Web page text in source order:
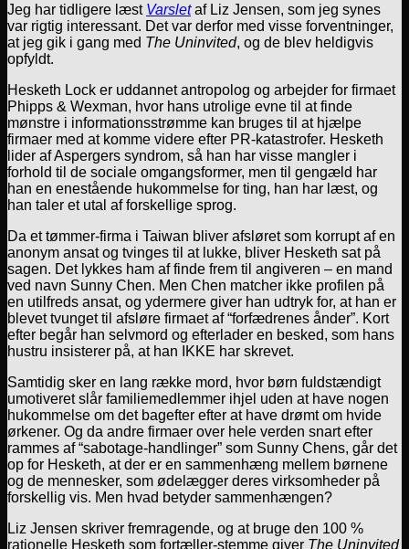
Jeg har tidligere læst Varsletaf Liz Jensen, som jeg synes
var rigtig interessant. Det var derfor med visse forventninger,
at jeg gik i gang med The Uninvited, og de blev heldigvis
opfyldt.
Hesketh Lock er uddannet antropolog og arbejder for firmaet
Phipps & Wexman, hvor hans utrolige evne til at finde
mønstre i informationsstrømme kan bruges til at hjælpe
firmaer med at komme videre efter PR-katastrofer. Hesketh
lider af Aspergers syndrom, så han har visse mangler i
forhold til de sociale omgangsformer, men til gengæld har
han en enestående hukommelse for ting, han har læst, og
han taler et utal af forskellige sprog.
Da et tømmer-firma i Taiwan bliver afsløret som korrupt af en
anonym ansat og tvinges til at lukke, bliver Hesketh sat på
sagen. Det lykkes ham af finde frem til angiveren – en mand
ved navn Sunny Chen. Men Chen matcher ikke profilen på
en utilfreds ansat, og ydermere giver han udtryk for, at han er
blevet tvunget til afsløre firmaet af “forfædrenes ånder”. Kort
efter begår han selvmord og efterlader en besked, som hans
hustru insisterer på, at han IKKE har skrevet.
Samtidig sker en lang række mord, hvor børn fuldstændigt
umotiveret slår familiemedlemmer ihjel uden at have nogen
hukommelse om det bagefter efter at have drømt om hvide
ørkener. Og da andre firmaer over hele verden snart efter
rammes af “sabotage-handlinger” som Sunny Chens, går det
op for Hesketh, at der er en sammenhæng mellem børnene
og de mennesker, som ødelægger deres virksomheder på
forskellig vis. Men hvad betyder sammenhængen?
Liz Jensen skriver fremragende, og at bruge den 100 %
rationelle Hesketh som fortæller-stemme giver The Uninvited